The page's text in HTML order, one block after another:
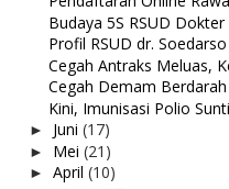
Budaya 5S RSUD
Profil RSUD dr.
Cegah Antraks Meluas,
Cegah Demam
Kini, Imunisasi Polio
► Juni (17)
► Mei (21)
► April (10)